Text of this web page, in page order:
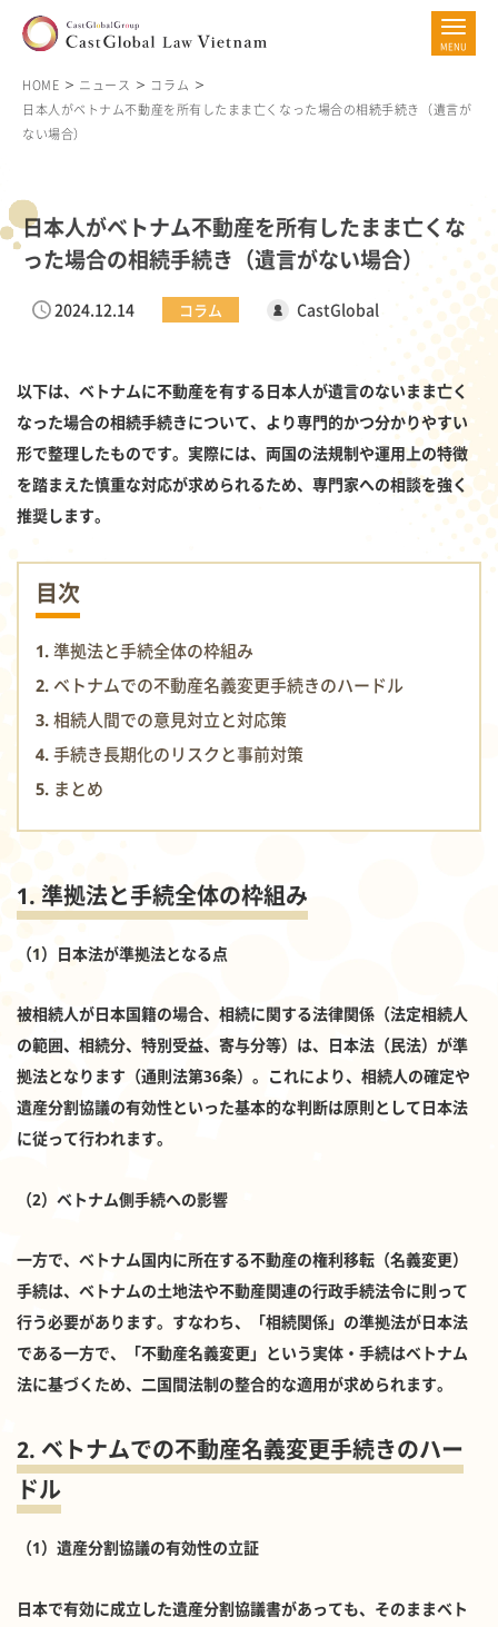
HOME ニュース
コラム
日本人がベトナム不動産を所有したまま亡くなった場合の相続手続き（遺言が
ない場合）
日本人がベトナム不動産を所有したまま亡くな
った場合の相続手続き（遺言がない場合）
2024.12.14 コラム CastGlobal
以下は、ベトナムに不動産を有する日本人が遺言のないまま亡く
なった場合の相続手続きについて、より専門的かつ分かりやすい
形で整理したものです。実際には、両国の法規制や運用上の特徴
を踏まえた慎重な対応が求められるため、専門家への相談を強く
推奨します。
目次
1. 準拠法と手続全体の枠組み
2. ベトナムでの不動産名義変更手続きのハードル
3. 相続人間での意見対立と対応策
4. 手続き長期化のリスクと事前対策
5. まとめ
1. 準拠法と手続全体の枠組み
（1）日本法が準拠法となる点
被相続人が日本国籍の場合、相続に関する法律関係（法定相続人
の範囲、相続分、特別受益、寄与分等）は、日本法（民法）が準
拠法となります（通則法第36条）。これにより、相続人の確定や
遺産分割協議の有効性といった基本的な判断は原則として日本法
に従って行われます。
（2）ベトナム側手続への影響
一方で、ベトナム国内に所在する不動産の権利移転（名義変更）
手続は、ベトナムの土地法や不動産関連の行政手続法令に則って
行う必要があります。すなわち、「相続関係」の準拠法が日本法
である一方で、「不動産名義変更」という実体・手続はベトナム
法に基づくため、二国間法制の整合的な適用が求められます。
2. ベトナムでの不動産名義変更手続きのハー
ドル
（1）遺産分割協議の有効性の立証
日本で有効に成立した遺産分割協議書があっても、そのままベト